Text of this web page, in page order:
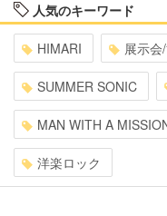
人気のキーワード
HIMARI 展示会
SUMMER SONIC
MAN WITH A
洋楽ロック